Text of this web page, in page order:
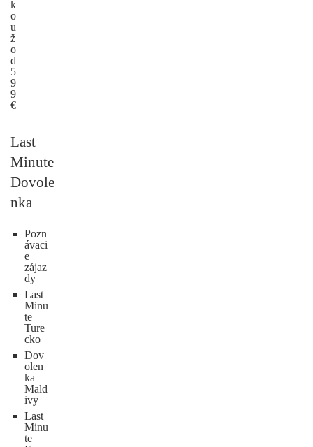
k
o
u
ž
o
d
5
9
9
€
Last
Minute
Dovole
nka
Pozn
ávaci
e
zájaz
dy
Last
Minu
te
Ture
cko
Dov
olen
ka
Mald
ivy
Last
Minu
te